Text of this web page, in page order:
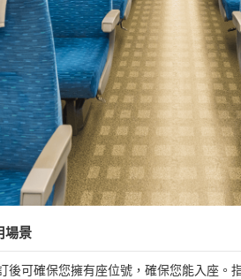
場景
後可確保您擁有座位號，確保您能入座。